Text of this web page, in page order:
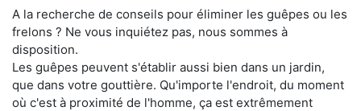
A la recherche de conseils pour éliminer les guêpes ou les
frelons ? Ne vous inquiétez pas, nous sommes à
disposition.
Les guêpes peuvent s'établir aussi bien dans un jardin,
que dans votre gouttière. Qu'importe l'endroit, du moment
où c'est à proximité de l'homme, ça est extrêmement